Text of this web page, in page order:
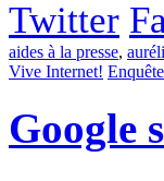
Twitter
aides à la presse,
Vive Internet! Enquête
Google